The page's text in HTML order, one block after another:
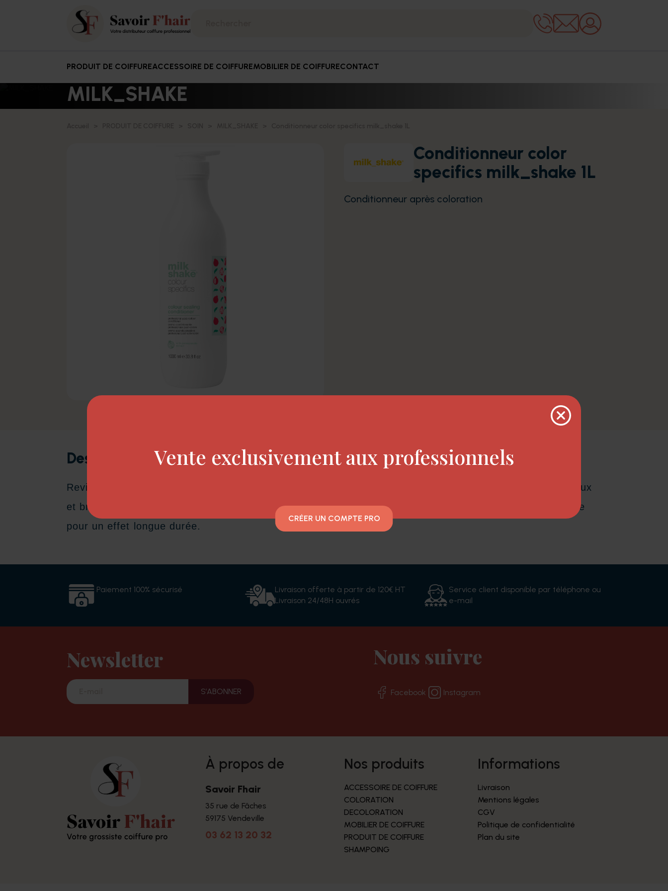
PRODUIT DE COIFFUREACCESSOIRE DE COIFFUREMOBILIER DE COIFFURECONTACT
MILK_SHAKE
Conditionneur color
specifics milk_shake 1L
Conditionneur après coloration
Description
Revitalise en profondeur les cheveux colorés, en fermant les écailles de la cuticule, pour des cheveux doux
et brillants. Formulé avec le complexe d’origine naturelle complexe Chromazone™, à l’action antioxydante
pour un effet longue durée.
Paiement 100% sécurisé
Livraison offerte à partir de 120€ HT
Livraison 24/48H ouvrés
Service client disponible par téléphone ou
e-mail
Newsletter Nous suivre
Facebook Instagram
à propos de
Savoir Fhair
35 rue de Fâches
59175 Vendeville
03 62 13 20 32
nos produits
ACCESSOIRE DE COIFFURE
COLORATION
DECOLORATION
MOBILIER DE COIFFURE
PRODUIT DE COIFFURE
SHAMPOING
informations
Livraison
Mentions légales
CGV
Politique de confidentialité
Plan du site
Vente exclusivement aux professionnels
CRÉER UN COMPTE PRO